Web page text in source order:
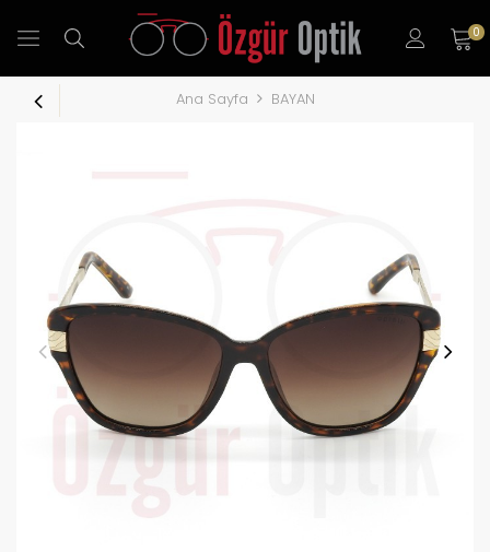
0
Ana Sayfa BAYAN